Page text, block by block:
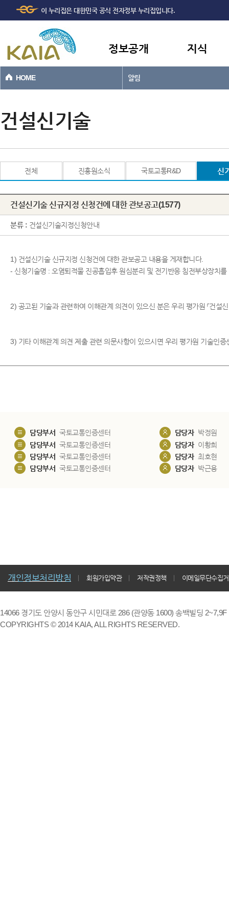
본문바로가기
이 누리집은 대한민국 공식 전자정부 누리집입니다.
정보공개 지식
HOME 알림
건설신기술
전체 진흥원소식 국토교통R&D 신
건설신기술 신규지정 신청건에 대한 관보공고(1577)
분류 : 건설신기술지정신청안내
1) 건설신기술 신규지정 신청건에 대한 관보공고 내용을 게재합니다.
- 신청기술명 : 오염퇴적물 진공흡입후 원심분리 및 전기반응 침전부상장치
2) 공고된 기술과 관련하여 이해관계 의견이 있으신 분은 우리 평가원 「건설
3) 기타 이해관계 의견 제출 관련 의문사항이 있으시면 우리 평가원 기술인
담당부서 국토교통인증센터 담당자 박정원
담당부서 국토교통인증센터 담당자 이황희
담당부서 국토교통인증센터 담당자 최호현
담당부서 국토교통인증센터 담당자 박근용
개인정보처리방침 회원가입약관 저작권정책 이메일무단수집
14066 경기도 안양시 동안구 시민대로 286 (관양동 1600) 송백빌딩
COPYRIGHTS © 2014 KAIA, ALL RIGHTS RESERVED.